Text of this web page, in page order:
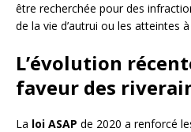
être recherchée pour des
de la vie d’autrui ou les atteintes
L’évolution
faveur des
La loi ASAP de 2020 a renforcé